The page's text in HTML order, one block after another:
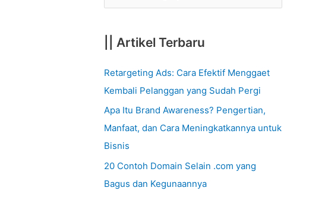
|| Artikel Terbaru
Retargeting Ads: Cara Efektif Menggaet
Kembali Pelanggan yang Sudah Pergi
Apa Itu Brand Awareness? Pengertian,
Manfaat, dan Cara Meningkatkannya untuk
Bisnis
20 Contoh Domain Selain .com yang
Bagus dan Kegunaannya